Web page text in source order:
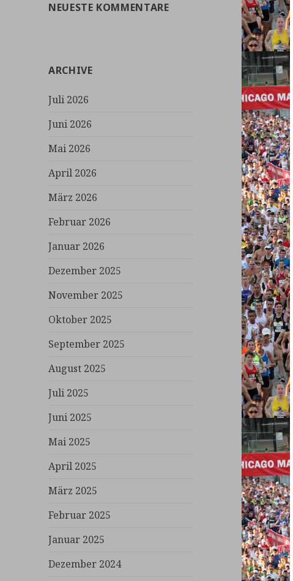
NEUESTE KOMMENTARE
ARCHIVE
Juli 2026
Juni 2026
Mai 2026
April 2026
März 2026
Februar 2026
Januar 2026
Dezember 2025
November 2025
Oktober 2025
September 2025
August 2025
Juli 2025
Juni 2025
Mai 2025
April 2025
März 2025
Februar 2025
Januar 2025
Dezember 2024